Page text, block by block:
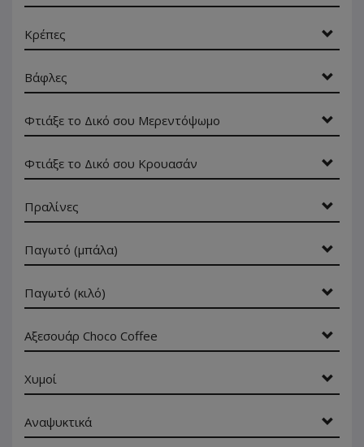
Κρέπες
Βάφλες
Φτιάξε το Δικό σου Μερεντόψωμο
Φτιάξε το Δικό σου Κρουασάν
Πραλίνες
Παγωτό (μπάλα)
Παγωτό (κιλό)
Αξεσουάρ Choco Coffee
Χυμοί
Αναψυκτικά